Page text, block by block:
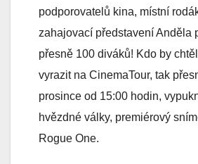
podporovatelů kina, místní
zahajovací představení Anděla
přesně 100 diváků! Kdo by
vyrazit na CinemaTour, tak
prosince od 15:00 hodin,
hvězdné války, premiérový
Rogue One.